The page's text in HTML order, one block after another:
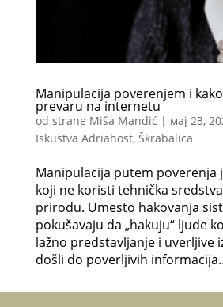
Manipulacija poverenjem i
prevaru na internetu
od strane Miša Mandić | мај 23,
Iskustva Adriahost, Škrabalica
Manipulacija putem poverenja
koji ne koristi tehnička
prirodu. Umesto hakovanja
pokušavaju da „hakuju“ ljude
lažno predstavljanje i uverljive
došli do poverljivih